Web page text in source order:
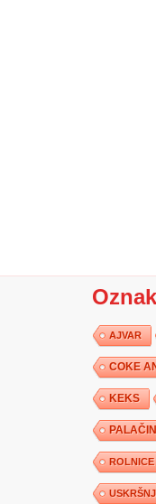
AJVAR
COKE
KEKS
ROLNICE